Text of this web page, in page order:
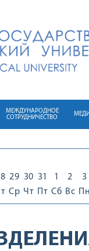
МЕЖДУНАРОДНОЕ
СОТРУДНИЧЕСТВО
29
Ср
30
Чт
31
Пт
1
Сб
2
Вс
3